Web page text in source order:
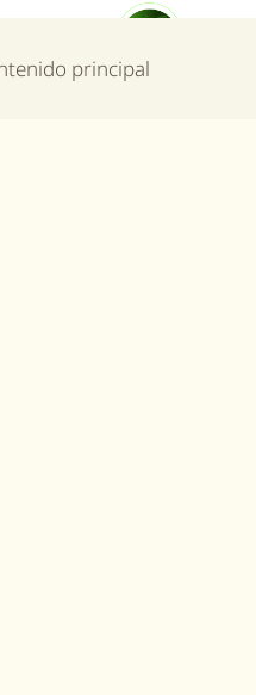
principal